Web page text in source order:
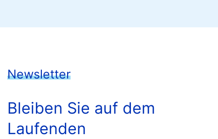
Newsletter
Bleiben Sie auf dem
Laufenden